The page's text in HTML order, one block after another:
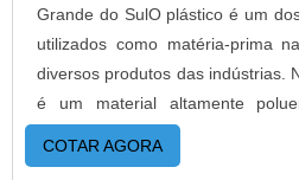
Grande do SulO plástico é um
utilizados como matéria-prima
diversos produtos das indústrias.
é um material altamente
decomposição após descarte no
demora cerca de quarenta anos.
COTAR AGORA